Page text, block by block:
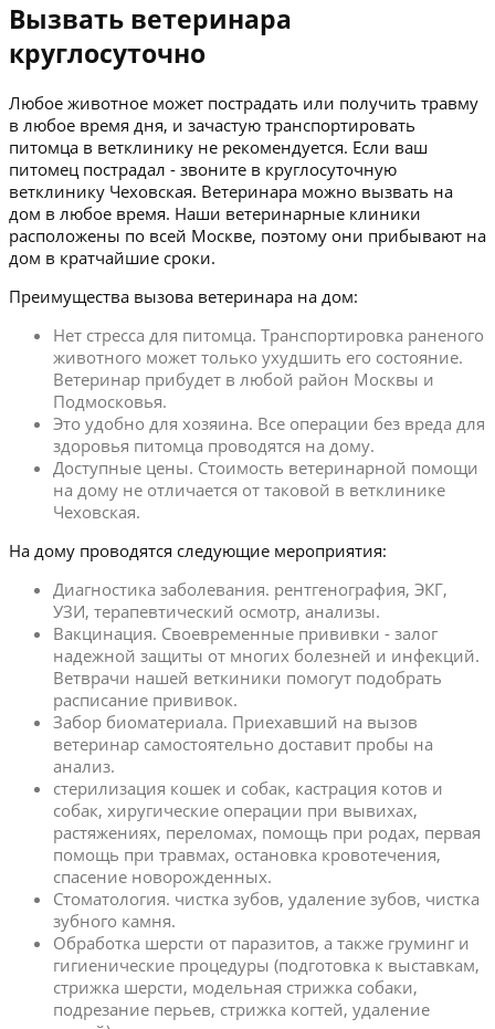
Вызвать ветеринара
круглосуточно
Любое животное может пострадать или получить травму
в любое время дня, и зачастую транспортировать
питомца в ветклинику не рекомендуется. Если ваш
питомец пострадал - звоните в круглосуточную
ветклинику Чеховская. Ветеринара можно вызвать на
дом в любое время. Наши ветеринарные клиники
расположены по всей Москве, поэтому они прибывают на
дом в кратчайшие сроки.
Преимущества вызова ветеринара на дом:
Нет стресса для питомца. Транспортировка раненого
животного может только ухудшить его состояние.
Ветеринар прибудет в любой район Москвы и
Подмосковья.
Это удобно для хозяина. Все операции без вреда для
здоровья питомца проводятся на дому.
Доступные цены. Стоимость ветеринарной помощи
на дому не отличается от таковой в ветклинике
Чеховская.
На дому проводятся следующие мероприятия:
Диагностика заболевания. рентгенография, ЭКГ,
УЗИ, терапевтический осмотр, анализы.
Вакцинация. Своевременные прививки - залог
надежной защиты от многих болезней и инфекций.
Ветврачи нашей веткиники помогут подобрать
расписание прививок.
Забор биоматериала. Приехавший на вызов
ветеринар самостоятельно доставит пробы на
анализ.
стерилизация кошек и собак, кастрация котов и
собак, хиругические операции при вывихах,
растяжениях, переломах, помощь при родах, первая
помощь при травмах, остановка кровотечения,
спасение новорожденных.
Стоматология. чистка зубов, удаление зубов, чистка
зубного камня.
Обработка шерсти от паразитов, а также груминг и
гигиенические процедуры (подготовка к выставкам,
стрижка шерсти, модельная стрижка собаки,
подрезание перьев, стрижка когтей, удаление